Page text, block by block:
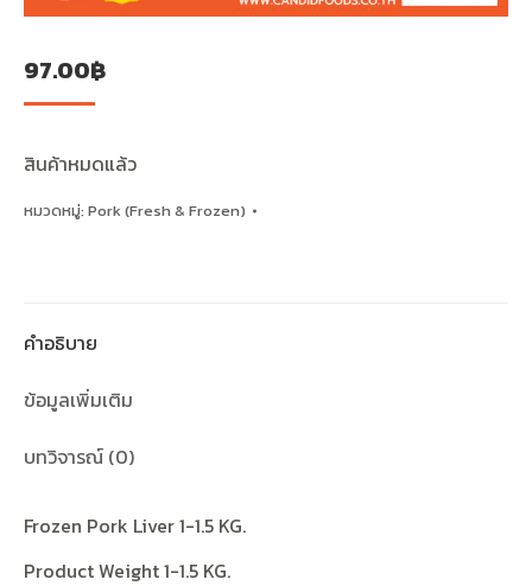
97.00฿
สินค้าหมดแล้ว
หมวดหมู่: Pork (Fresh & Frozen)
คำอธิบาย
ข้อมูลเพิ่มเติม
บทวิจารณ์ (0)
Frozen Pork Liver 1-1.5 KG.
Product Weight 1-1.5 KG.